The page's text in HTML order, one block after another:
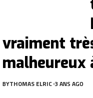
vraiment
malheureux
BYTHOMAS ELRIC 3 ANS AGO